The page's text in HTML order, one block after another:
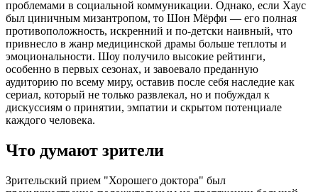
проблемами в социальной коммуникации. Однако, если Хаус
был циничным мизантропом, то Шон Мёрфи — его полная
противоположность, искренний и по-детски наивный, что
привнесло в жанр медицинской драмы больше теплоты и
эмоциональности. Шоу получило высокие рейтинги,
особенно в первых сезонах, и завоевало преданную
аудиторию по всему миру, оставив после себя наследие как
сериал, который не только развлекал, но и побуждал к
дискуссиям о принятии, эмпатии и скрытом потенциале
каждого человека.
Что думают зрители
Зрительский прием "Хорошего доктора" был